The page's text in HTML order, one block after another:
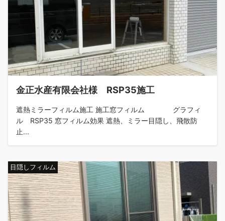
金正水産有限会社様 RSP35施工
遮熱ミラーフィルム施工 施工窓フィルム グラフィ
ル RSP35 窓フィルム効果 遮熱、ミラー目隠し、飛散防
止...
目隠しフィルム